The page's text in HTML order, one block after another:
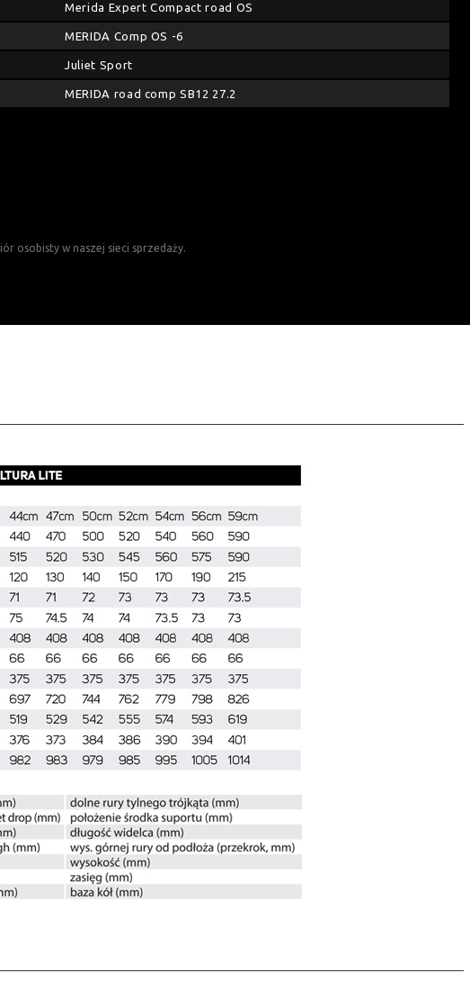
Merida Expert Compact road OS
MERIDA Comp OS -6
Juliet Sport
MERIDA road comp SB12 27.2
osobisty w naszej sieci sprzedaży.